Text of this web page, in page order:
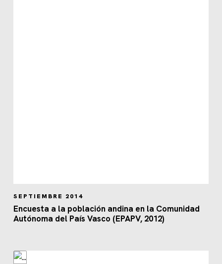
SEPTIEMBRE 2014
Encuesta a la población andina en la Comunidad
Autónoma del País Vasco (EPAPV, 2012)